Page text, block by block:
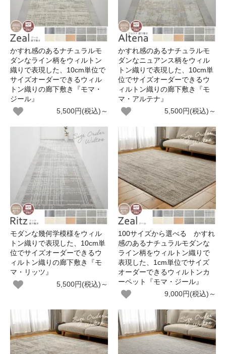
かすれ感のあるナチュラルモ
ダンなライン柄をウィルトン
織りで表現した、10cm単位で
サイズオーダーできるウィル
トン織りの廊下敷き『モマ・
ジール』
5,500円(税込)～
かすれ感のあるナチュラルモ
ダンなニュアンス柄をウィル
トン織りで表現した、10cm単
位でサイズオーダーできるウ
ィルトン織りの廊下敷き『モ
マ・アルテナ』
5,500円(税込)～
モダンな幾何学模様をウィル
トン織りで表現した、10cm単
位でサイズオーダーできるウ
ィルトン織りの廊下敷き『モ
マ・リッツ』
5,500円(税込)～
100サイズから選べる かすれ
感のあるナチュラルモダンな
ライン柄をウィルトン織りで
表現した、1cm単位でサイズ
オーダーできるウィルトンカ
ーペット『モマ・ジール』
9,000円(税込)～